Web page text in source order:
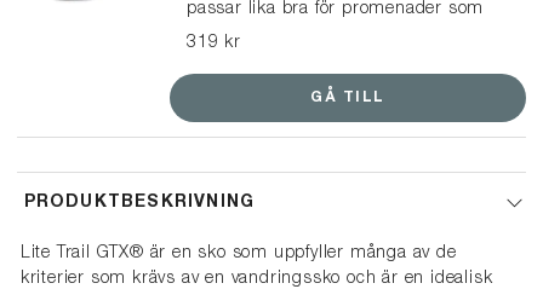
passar lika bra för promenader som
vandringar. En multifunktionell och lätt
merinoull och syntetiskt garn, vilket
balanserat klimat i dina skor.
319 kr
GÅ TILL
PRODUKTBESKRIVNING
Lite Trail GTX® är en sko som uppfyller många av de
kriterier som krävs av en vandringssko och är en idealisk